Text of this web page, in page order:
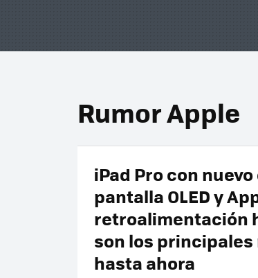
Rumor Apple
iPad Pro con
pantalla OLED y
retroalimentación
son los
hasta ahora